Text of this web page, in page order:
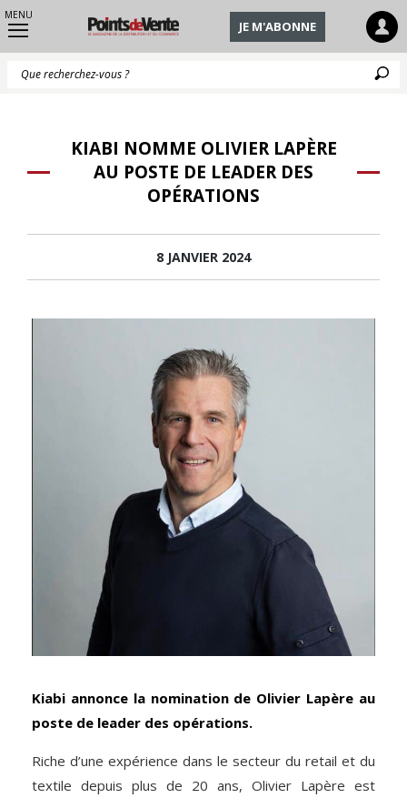
MENU
JE M'ABONNE
KIABI NOMME OLIVIER LAPÈRE
AU POSTE DE LEADER DES
OPÉRATIONS
8 JANVIER 2024
Kiabi annonce la nomination de Olivier Lapère au
poste de leader des opérations.
Riche d’une expérience dans le secteur du retail et du
textile depuis plus de 20 ans, Olivier Lapère est